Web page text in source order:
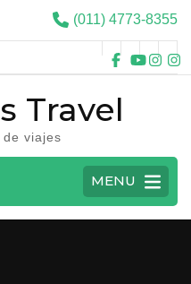
(011) 4773-8355
Travel
de viajes
MENU